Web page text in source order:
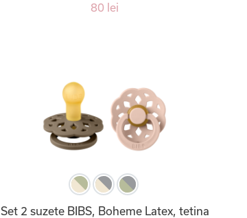
80 lei
Set 2 suzete BIBS, Boheme Latex, tetina